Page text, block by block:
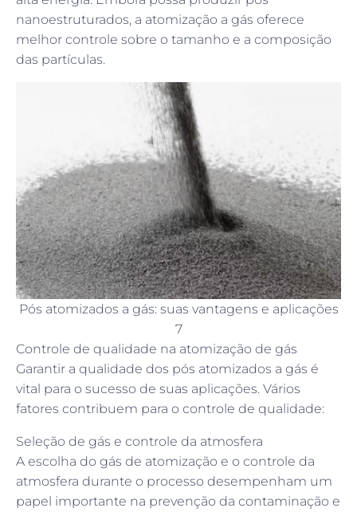
nanoestruturados, a atomização a gás oferece
melhor controle sobre o tamanho e a composição
das partículas.
Pós atomizados a gás: suas vantagens e aplicações
7
Controle de qualidade na atomização de gás
Garantir a qualidade dos pós atomizados a gás é
vital para o sucesso de suas aplicações. Vários
fatores contribuem para o controle de qualidade:
Seleção de gás e controle da atmosfera
A escolha do gás de atomização e o controle da
atmosfera durante o processo desempenham um
papel importante na prevenção da contaminação e